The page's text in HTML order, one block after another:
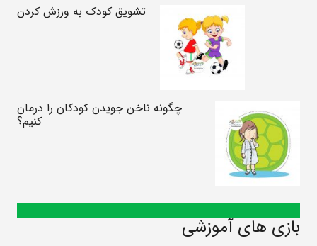
تشویق کودک به ورزش کردن
چگونه ناخن جویدن کودکان را درمان
کنیم؟
بازی های آموزشی